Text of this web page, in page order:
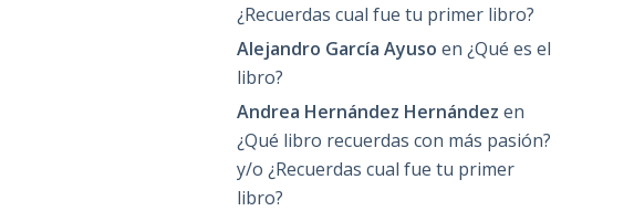
¿Recuerdas cual fue tu primer libro?
Alejandro García Ayuso en¿Qué es el
libro?
Andrea Hernández Hernández en
¿Qué libro recuerdas con más pasión?
y/o ¿Recuerdas cual fue tu primer
libro?